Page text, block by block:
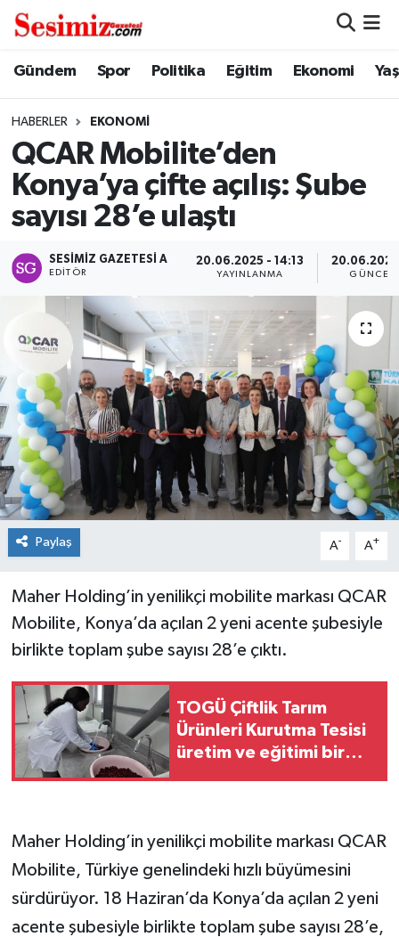
Gündem Spor Politika Eğitim Ekonomi
HABERLER EKONOMI
QCAR Mobilite’den
Konya’ya çifte açılış: Şube
sayısı 28’e ulaştı
SESIMIZ GAZETESI A
EDITÖR
20.06.2025 - 14:13
YAYINLANMA
20.06.2025
Paylaş A- A+
Maher Holding’in yenilikçi mobilite markası QCAR
Mobilite, Konya’da açılan 2 yeni acente şubesiyle
birlikte toplam şube sayısı 28’e çıktı.
TOGÜ Çiftlik Tarım
Ürünleri Kurutma Tesisi
üretim ve eğitimi bir
Maher Holding’in yenilikçi mobilite markası QCAR
Mobilite, Türkiye genelindeki hızlı büyümesini
sürdürüyor. 18 Haziran’da Konya’da açılan 2 yeni
acente şubesiyle birlikte toplam şube sayısı 28’e,
Dünya
Ekonomi
Genel
Gündem
Magazin
Politika
Sağlık
Spor
Teknoloji
Tokat Haberleri
Nöbetçi Eczaneler
Namaz Vakitleri
Trafik Durumu
Süper Lig Puan Durumu ve Fikstür
Tüm Manşetler
Son Dakika Haberleri
Haber Arşivi